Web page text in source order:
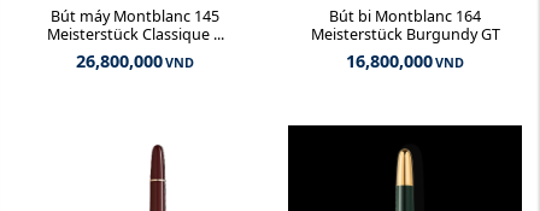
Bút máy Montblanc 145
Meisterstück Classique ...
26,800,000VND
Bút bi Montblanc 164
Meisterstück Burgundy GT
16,800,000VND